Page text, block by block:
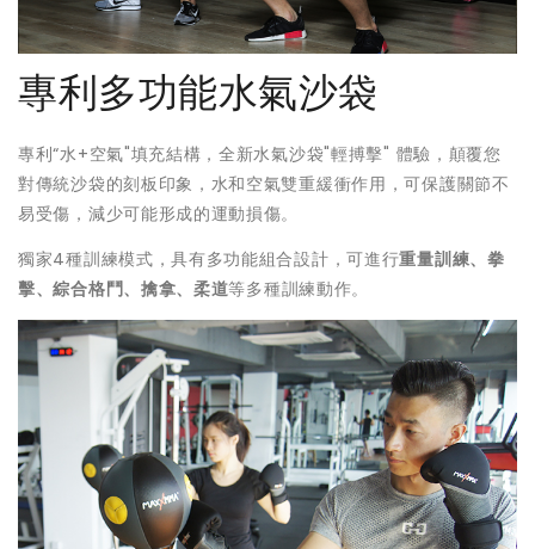
專利多功能水氣沙袋
專利“水+空氣"填充結構，全新水氣沙袋"輕搏擊" 體驗，顛覆您
對傳統沙袋的刻板印象，水和空氣雙重緩衝作用，可保護關節不
易受傷，減少可能形成的運動損傷。
獨家4種訓練模式，具有多功能組合設計，可進行重量訓練、拳
擊、綜合格鬥、擒拿、柔道等多種訓練動作。